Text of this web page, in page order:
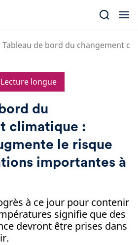
Tableau de bord du changement
Lecture longue
du
climatique :
le risque
importantes à
à ce jour pour contenir
signifie que des
devront être prises dans